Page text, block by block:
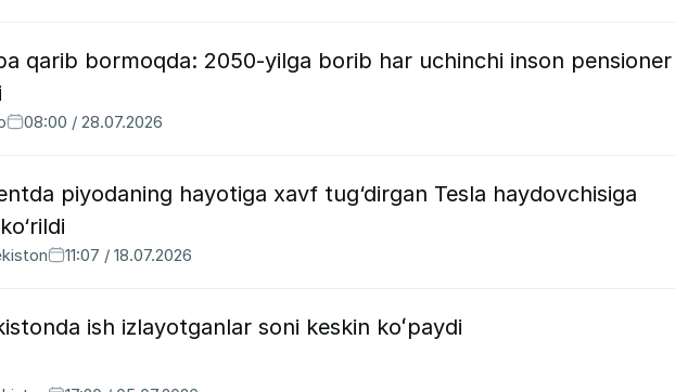
qarib bormoqda: 2050-yilga borib har uchinchi inson pensioner
08:00 / 28.07.2026
piyodaning hayotiga xavf tug‘dirgan Tesla haydovchisiga
11:07 / 18.07.2026
ish izlayotganlar soni keskin koʻpaydi